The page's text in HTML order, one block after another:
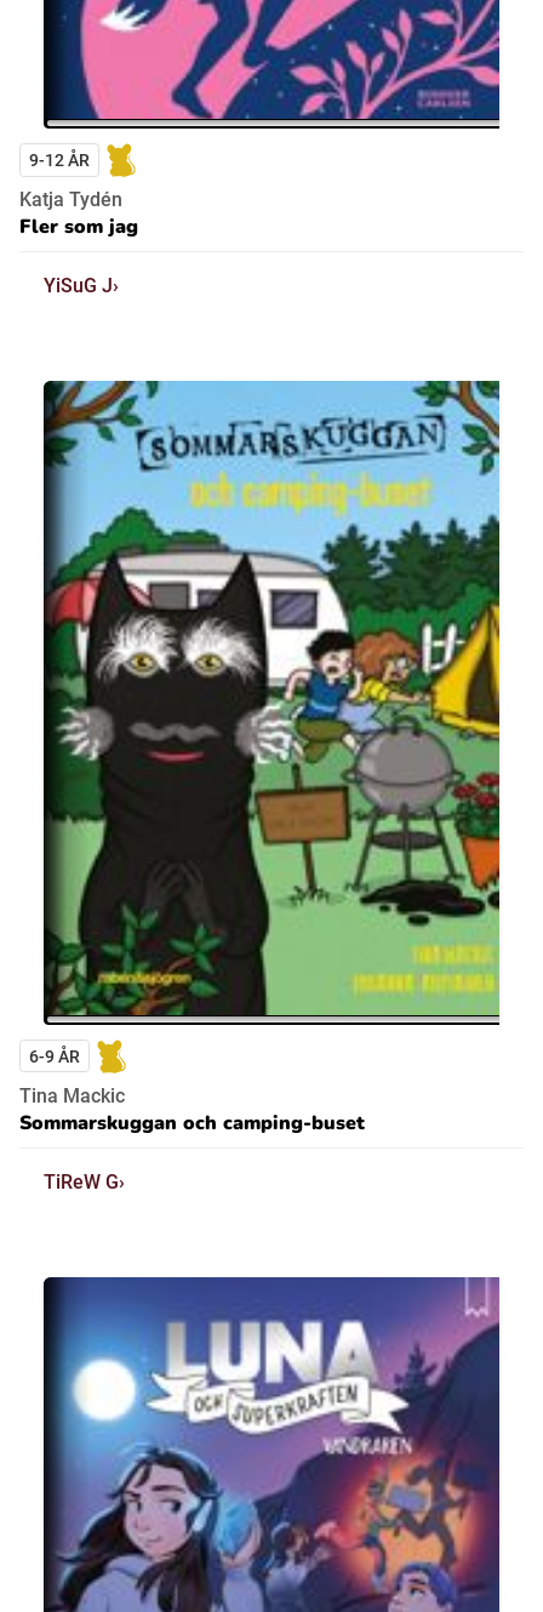
9-12 ÅR
Katja Tydén
Fler som jag
YiSuG J
6-9 ÅR
Tina Mackic
Sommarskuggan och camping-buset
TiReW G